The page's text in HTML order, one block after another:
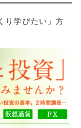
り学びたい」方